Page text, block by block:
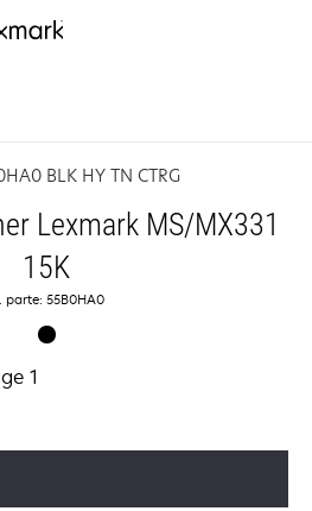
BLK HY TN CTRG
Lexmark MS/MX331
15K
parte: 55B0HA0